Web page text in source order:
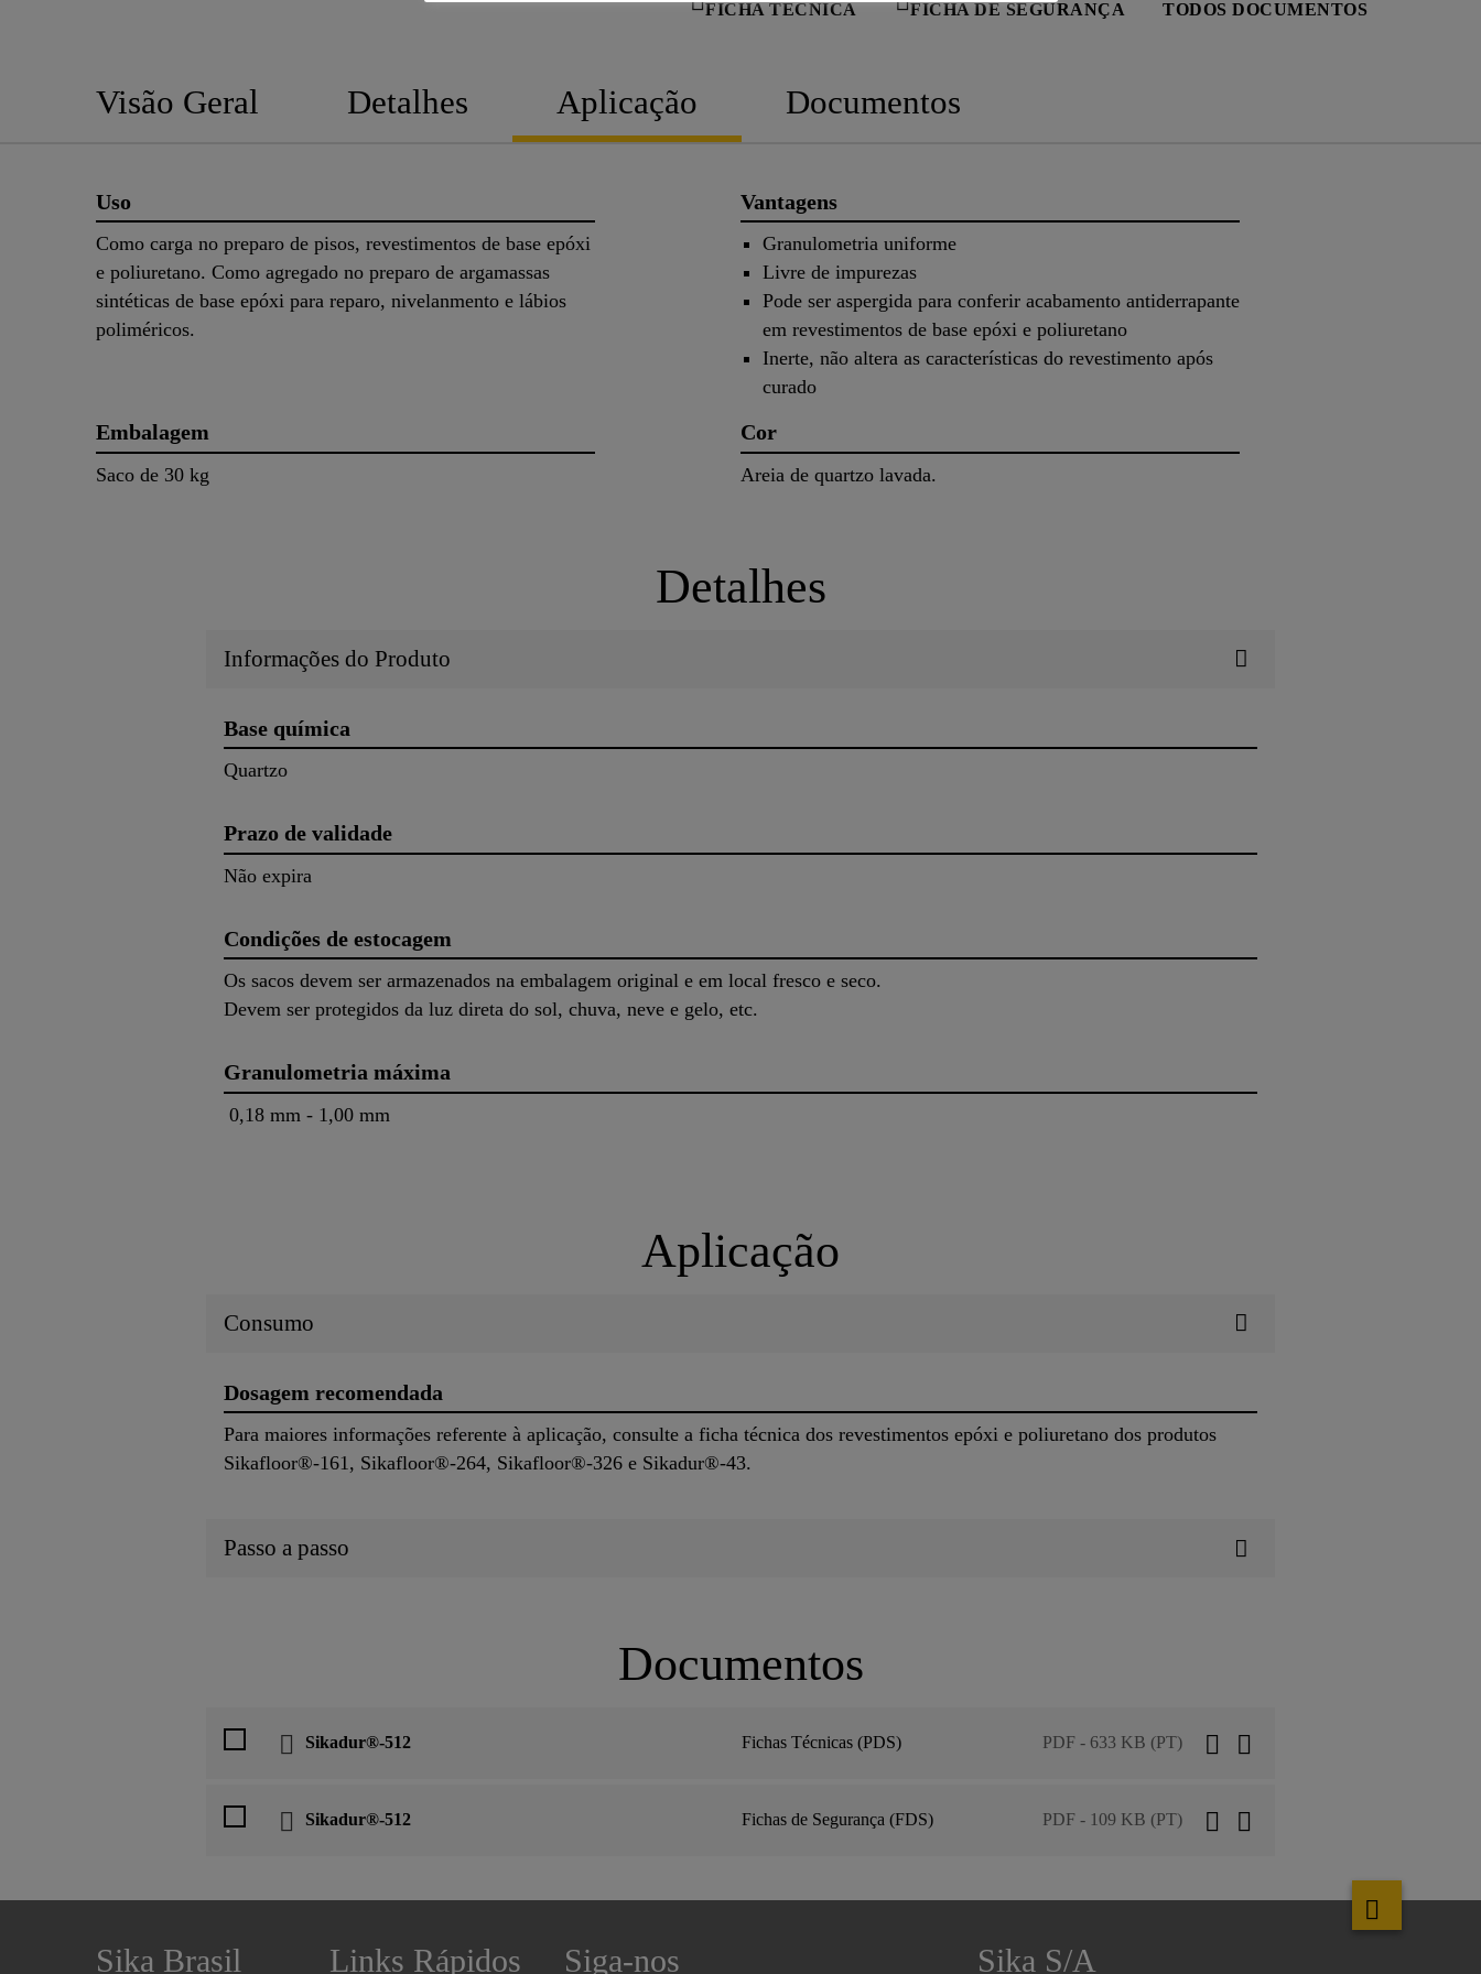
FICHA TÉCNICA FICHA DE SEGURANÇA TODOS DOCUMENTOS
Visão Geral Detalhes Aplicação Documentos
Uso
Como carga no preparo de pisos, revestimentos de base epóxi
e poliuretano. Como agregado no preparo de argamassas
sintéticas de base epóxi para reparo, nivelanmento e lábios
poliméricos.
Vantagens
Granulometria uniforme
Livre de impurezas
Pode ser aspergida para conferir acabamento antiderrapante
em revestimentos de base epóxi e poliuretano
Inerte, não altera as características do revestimento após
curado
Embalagem
Saco de 30 kg
Cor
Areia de quartzo lavada.
Detalhes
Informações do Produto
Base química
Quartzo
Prazo de validade
Não expira
Condições de estocagem
Os sacos devem ser armazenados na embalagem original e em local fresco e seco.
Devem ser protegidos da luz direta do sol, chuva, neve e gelo, etc.
Granulometria máxima
0,18 mm - 1,00 mm
Aplicação
Consumo
Dosagem recomendada
Para maiores informações referente à aplicação, consulte a ficha técnica dos revestimentos epóxi e poliuretano dos produtos
Sikafloor®-161, Sikafloor®-264, Sikafloor®-326 e Sikadur®-43.
Passo a passo
Documentos
Sikadur®-512 Fichas Técnicas (PDS) PDF - 633 KB (PT)
Sikadur®-512 Fichas de Segurança (FDS) PDF - 109 KB (PT)
Sika Brasil Links Rápidos Siga-nos Sika S/A